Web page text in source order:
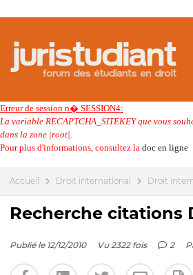
Erreur de session n� SESSION4:
La variable RECAPTCHA_SITEKEY que vous
dans la zone |root|.
Pour plus d'informations, consultez la doc en ligne
Accueil Droit international Droit
Recherche citations
Publié le 12/12/2010 Vu 2322 fois 2